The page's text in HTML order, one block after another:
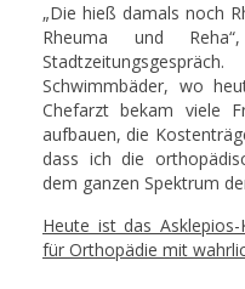
„Die hieß damals noch
Rheuma und
Schwimmbäder, wo
Chefarzt bekam viele
aufbauen, die
dass ich die
dem ganzen Spektrum
Heute ist das
für Orthopädie mit